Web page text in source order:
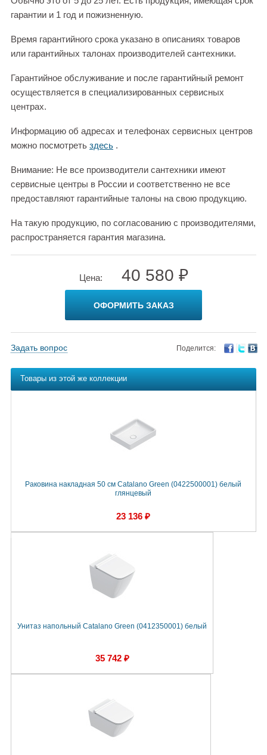
гарантии и 1 год и пожизненную.
Время гарантийного срока указано в описаниях товаров
или гарантийных талонах производителей сантехники.
Гарантийное обслуживание и после гарантийный ремонт
осуществляется в специализированных сервисных
центрах.
Информацию об адресах и телефонах сервисных центров
можно посмотреть здесь .
Внимание: Не все производители сантехники имеют
сервисные центры в России и соответственно не все
предоставляют гарантийные талоны на свою продукцию.
На такую продукцию, по согласованию с производителями,
распространяется гарантия магазина.
Цена: 40 580 ₽
ОФОРМИТЬ ЗАКАЗ
Задать вопрос Поделится:
Товары из этой же коллекции
Раковина накладная 50 см Catalano Green (0422500001) белый
глянцевый
23 136 ₽
Унитаз напольный Catalano Green (0412350001) белый
35 742 ₽